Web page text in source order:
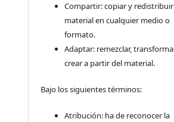
Compartir: copiar y
material en cualquier medio o
formato.
Adaptar: remezclar,
crear a partir del material.
Bajo los siguientes términos:
Atribución: ha de reconocer la